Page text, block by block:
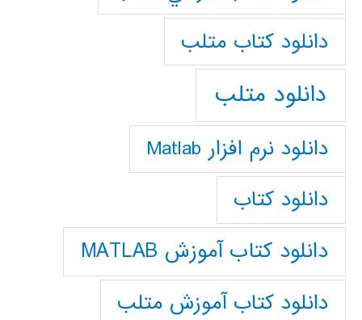
دانلود كتاب متلب
دانلود متلب
دانلود نرم افزار Matlab
دانلود کتاب
دانلود کتاب آموزش MATLAB
دانلود کتاب آموزش متلب